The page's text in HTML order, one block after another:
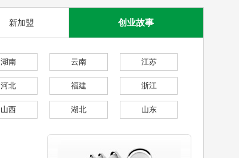
新加盟 创业故事
湖南 云南 江苏
河北 福建 浙江
山西 湖北 山东